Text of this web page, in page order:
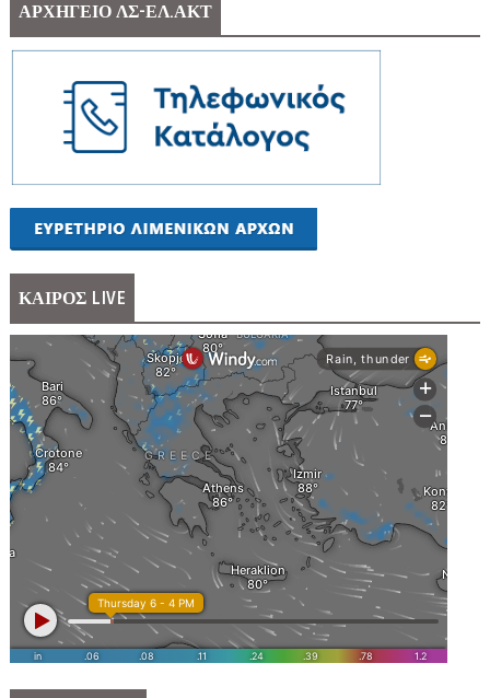
ΑΡΧΗΓΕΙΟ ΛΣ-ΕΛ.ΑΚΤ
ΚΑΙΡΟΣ LIVE